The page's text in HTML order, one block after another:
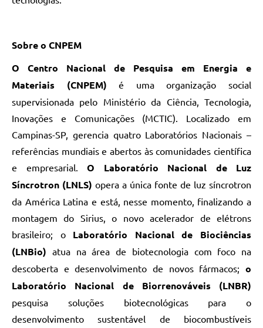
Sobre o CNPEM
O Centro Nacional de Pesquisa em Energia e
Materiais (CNPEM) é uma organização social
supervisionada pelo Ministério da Ciência, Tecnologia,
Inovações e Comunicações (MCTIC). Localizado em
Campinas-SP, gerencia quatro Laboratórios Nacionais –
referências mundiais e abertos às comunidades científica
e empresarial. O Laboratório Nacional de Luz
Síncrotron (LNLS) opera a única fonte de luz síncrotron
da América Latina e está, nesse momento, finalizando a
montagem do Sirius, o novo acelerador de elétrons
brasileiro; o Laboratório Nacional de Biociências
(LNBio) atua na área de biotecnologia com foco na
descoberta e desenvolvimento de novos fármacos; o
Laboratório Nacional de Biorrenováveis (LNBR)
pesquisa soluções biotecnológicas para o
desenvolvimento sustentável de biocombustíveis